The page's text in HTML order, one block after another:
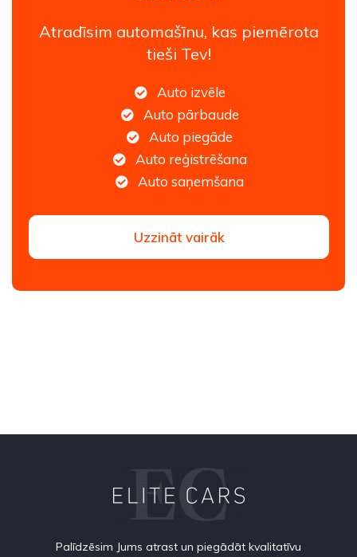
Atradīsim automašīnu, kas piemērota
tieši Tev!
Auto izvēle
Auto pārbaude
Auto piegāde
Auto reģistrēšana
Auto saņemšana
Uzzināt vairāk
Palīdzēsim Jums atrast un piegādāt kvalitatīvu